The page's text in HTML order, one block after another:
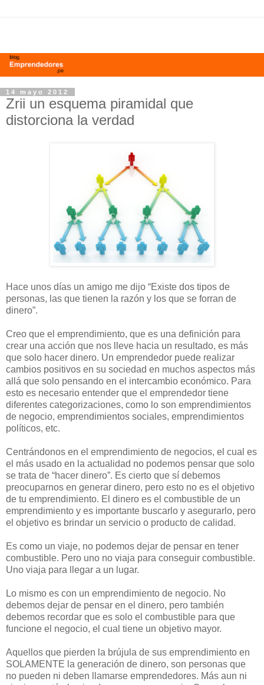
14 mayo 2012
Zrii un esquema piramidal que
distorciona la verdad
Hace unos días un amigo me dijo “Existe dos tipos de
personas, las que tienen la razón y los que se forran de
dinero”.
Creo que el emprendimiento, que es una definición para
crear una acción que nos lleve hacia un resultado, es más
que solo hacer dinero. Un emprendedor puede realizar
cambios positivos en su sociedad en muchos aspectos más
allá que solo pensando en el intercambio económico. Para
esto es necesario entender que el emprendedor tiene
diferentes categorizaciones, como lo son emprendimientos
de negocio, emprendimientos sociales, emprendimientos
políticos, etc.
Centrándonos en el emprendimiento de negocios, el cual es
el más usado en la actualidad no podemos pensar que solo
se trata de “hacer dinero”. Es cierto que sí debemos
preocuparnos en generar dinero, pero esto no es el objetivo
de tu emprendimiento. El dinero es el combustible de un
emprendimiento y es importante buscarlo y asegurarlo, pero
el objetivo es brindar un servicio o producto de calidad.
Es como un viaje, no podemos dejar de pensar en tener
combustible. Pero uno no viaja para conseguir combustible.
Uno viaja para llegar a un lugar.
Lo mismo es con un emprendimiento de negocio. No
debemos dejar de pensar en el dinero, pero también
debemos recordar que es solo el combustible para que
funcione el negocio, el cual tiene un objetivo mayor.
Aquellos que pierden la brújula de sus emprendimiento en
SOLAMENTE la generación de dinero, son personas que
no pueden ni deben llamarse emprendedores. Más aun ni